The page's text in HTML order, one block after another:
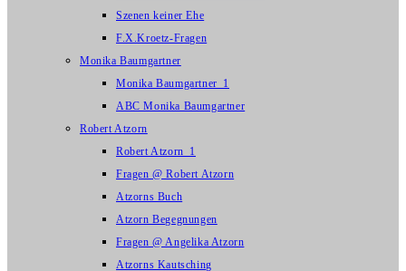
Szenen keiner Ehe
F.X.Kroetz-Fragen
Monika Baumgartner
Monika Baumgartner_1
ABC Monika Baumgartner
Robert Atzorn
Robert Atzorn_1
Fragen @ Robert Atzorn
Atzorns Buch
Atzorn Begegnungen
Fragen @ Angelika Atzorn
Atzorns Kautsching